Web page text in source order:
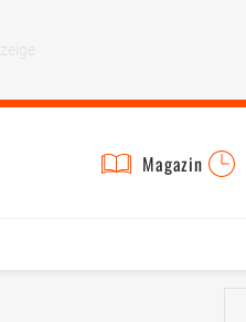
Magazin